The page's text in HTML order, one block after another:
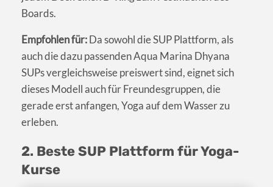
Boards.
Empfohlen für:Da sowohl die SUP Plattform, als
auch die dazu passenden Aqua Marina Dhyana
SUPs vergleichsweise preiswert sind, eignet sich
dieses Modell auch für Freundesgruppen, die
gerade erst anfangen, Yoga auf dem Wasser zu
erleben.
2. Beste SUP Plattform für Yoga-
Kurse